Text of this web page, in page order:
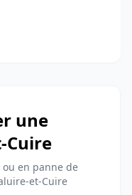
une
Cuire
en panne de
et-Cuire